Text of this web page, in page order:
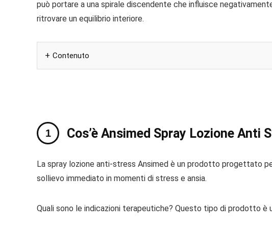
può portare a una spirale discendente che influisce
ritrovare un equilibrio interiore.
Contenuto
Cos’è Ansimed Spray Lozione
La spray lozione anti-stress Ansimed è un prodotto progettato
sollievo immediato in momenti di stress e ansia.
Quali sono le indicazioni terapeutiche? Questo tipo di prodotto